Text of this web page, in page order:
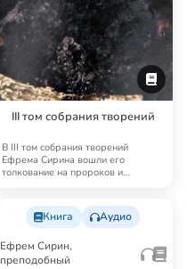
III том собрания творений
В III том собрания творений
Ефрема Сирина вошли его
толкование на пророков и
Книга Аудио
Ефрем Сирин,
преподобный